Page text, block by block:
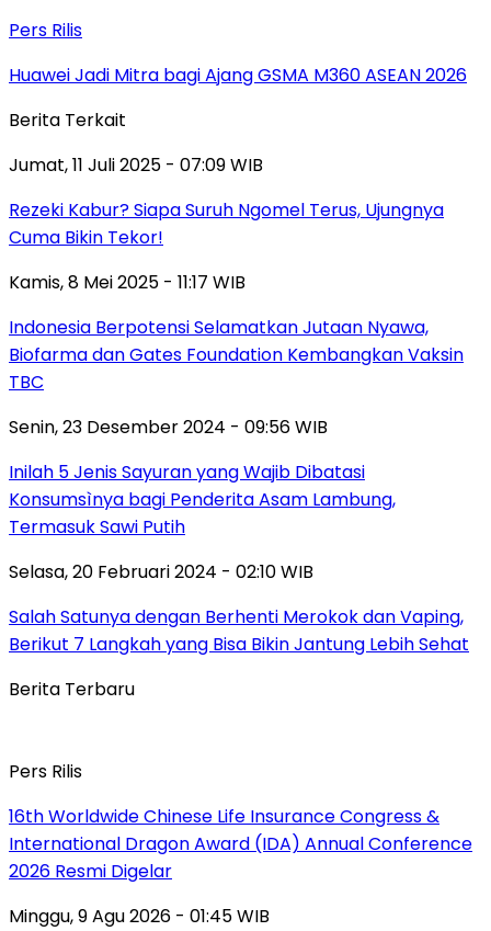
Pers Rilis
Huawei Jadi Mitra bagi Ajang GSMA M360 ASEAN 2026
Berita Terkait
Jumat, 11 Juli 2025 - 07:09 WIB
Rezeki Kabur? Siapa Suruh Ngomel Terus, Ujungnya
Cuma Bikin Tekor!
Kamis, 8 Mei 2025 - 11:17 WIB
Indonesia Berpotensi Selamatkan Jutaan Nyawa,
Biofarma dan Gates Foundation Kembangkan Vaksin
TBC
Senin, 23 Desember 2024 - 09:56 WIB
Inilah 5 Jenis Sayuran yang Wajib Dibatasi
Konsumsìnya bagi Penderita Asam Lambung,
Termasuk Sawi Putih
Selasa, 20 Februari 2024 - 02:10 WIB
Salah Satunya dengan Berhenti Merokok dan Vaping,
Berikut 7 Langkah yang Bisa Bikin Jantung Lebih Sehat
Berita Terbaru
Pers Rilis
16th Worldwide Chinese Life Insurance Congress &
International Dragon Award (IDA) Annual Conference
2026 Resmi Digelar
Minggu, 9 Agu 2026 - 01:45 WIB